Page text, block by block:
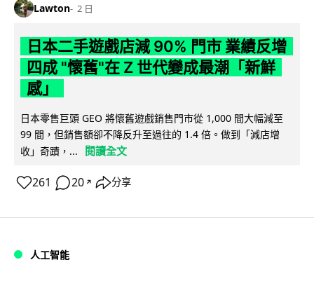
Lawton 2 日
日本二手遊戲店減 90% 門市 業績反增
四成 "懷舊"在 Z 世代變成最潮「新鮮
感」
日本零售巨頭 GEO 將懷舊遊戲銷售門市從 1,000 間大幅減至
99 間，但銷售額卻不降反升至過往的 1.4 倍。做到「減店增
收」奇蹟，...
閱讀全文
261 20 ↗ 分享
人工智能